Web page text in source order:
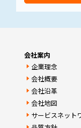
会社案内
企業理念
会社概要
会社沿革
会社地図
サービスネット